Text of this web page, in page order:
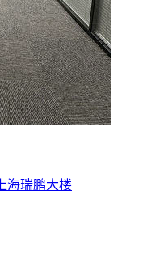
上海瑞鹏大楼